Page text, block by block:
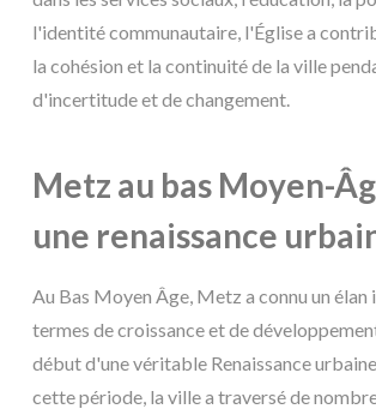
l'identité communautaire, l'Église a
la cohésion et la continuité de la ville
d'incertitude et de changement.
Metz au bas Moyen-
une renaissance
Au Bas Moyen Âge, Metz a connu un
termes de croissance et de
début d'une véritable Renaissance
cette période, la ville a traversé de